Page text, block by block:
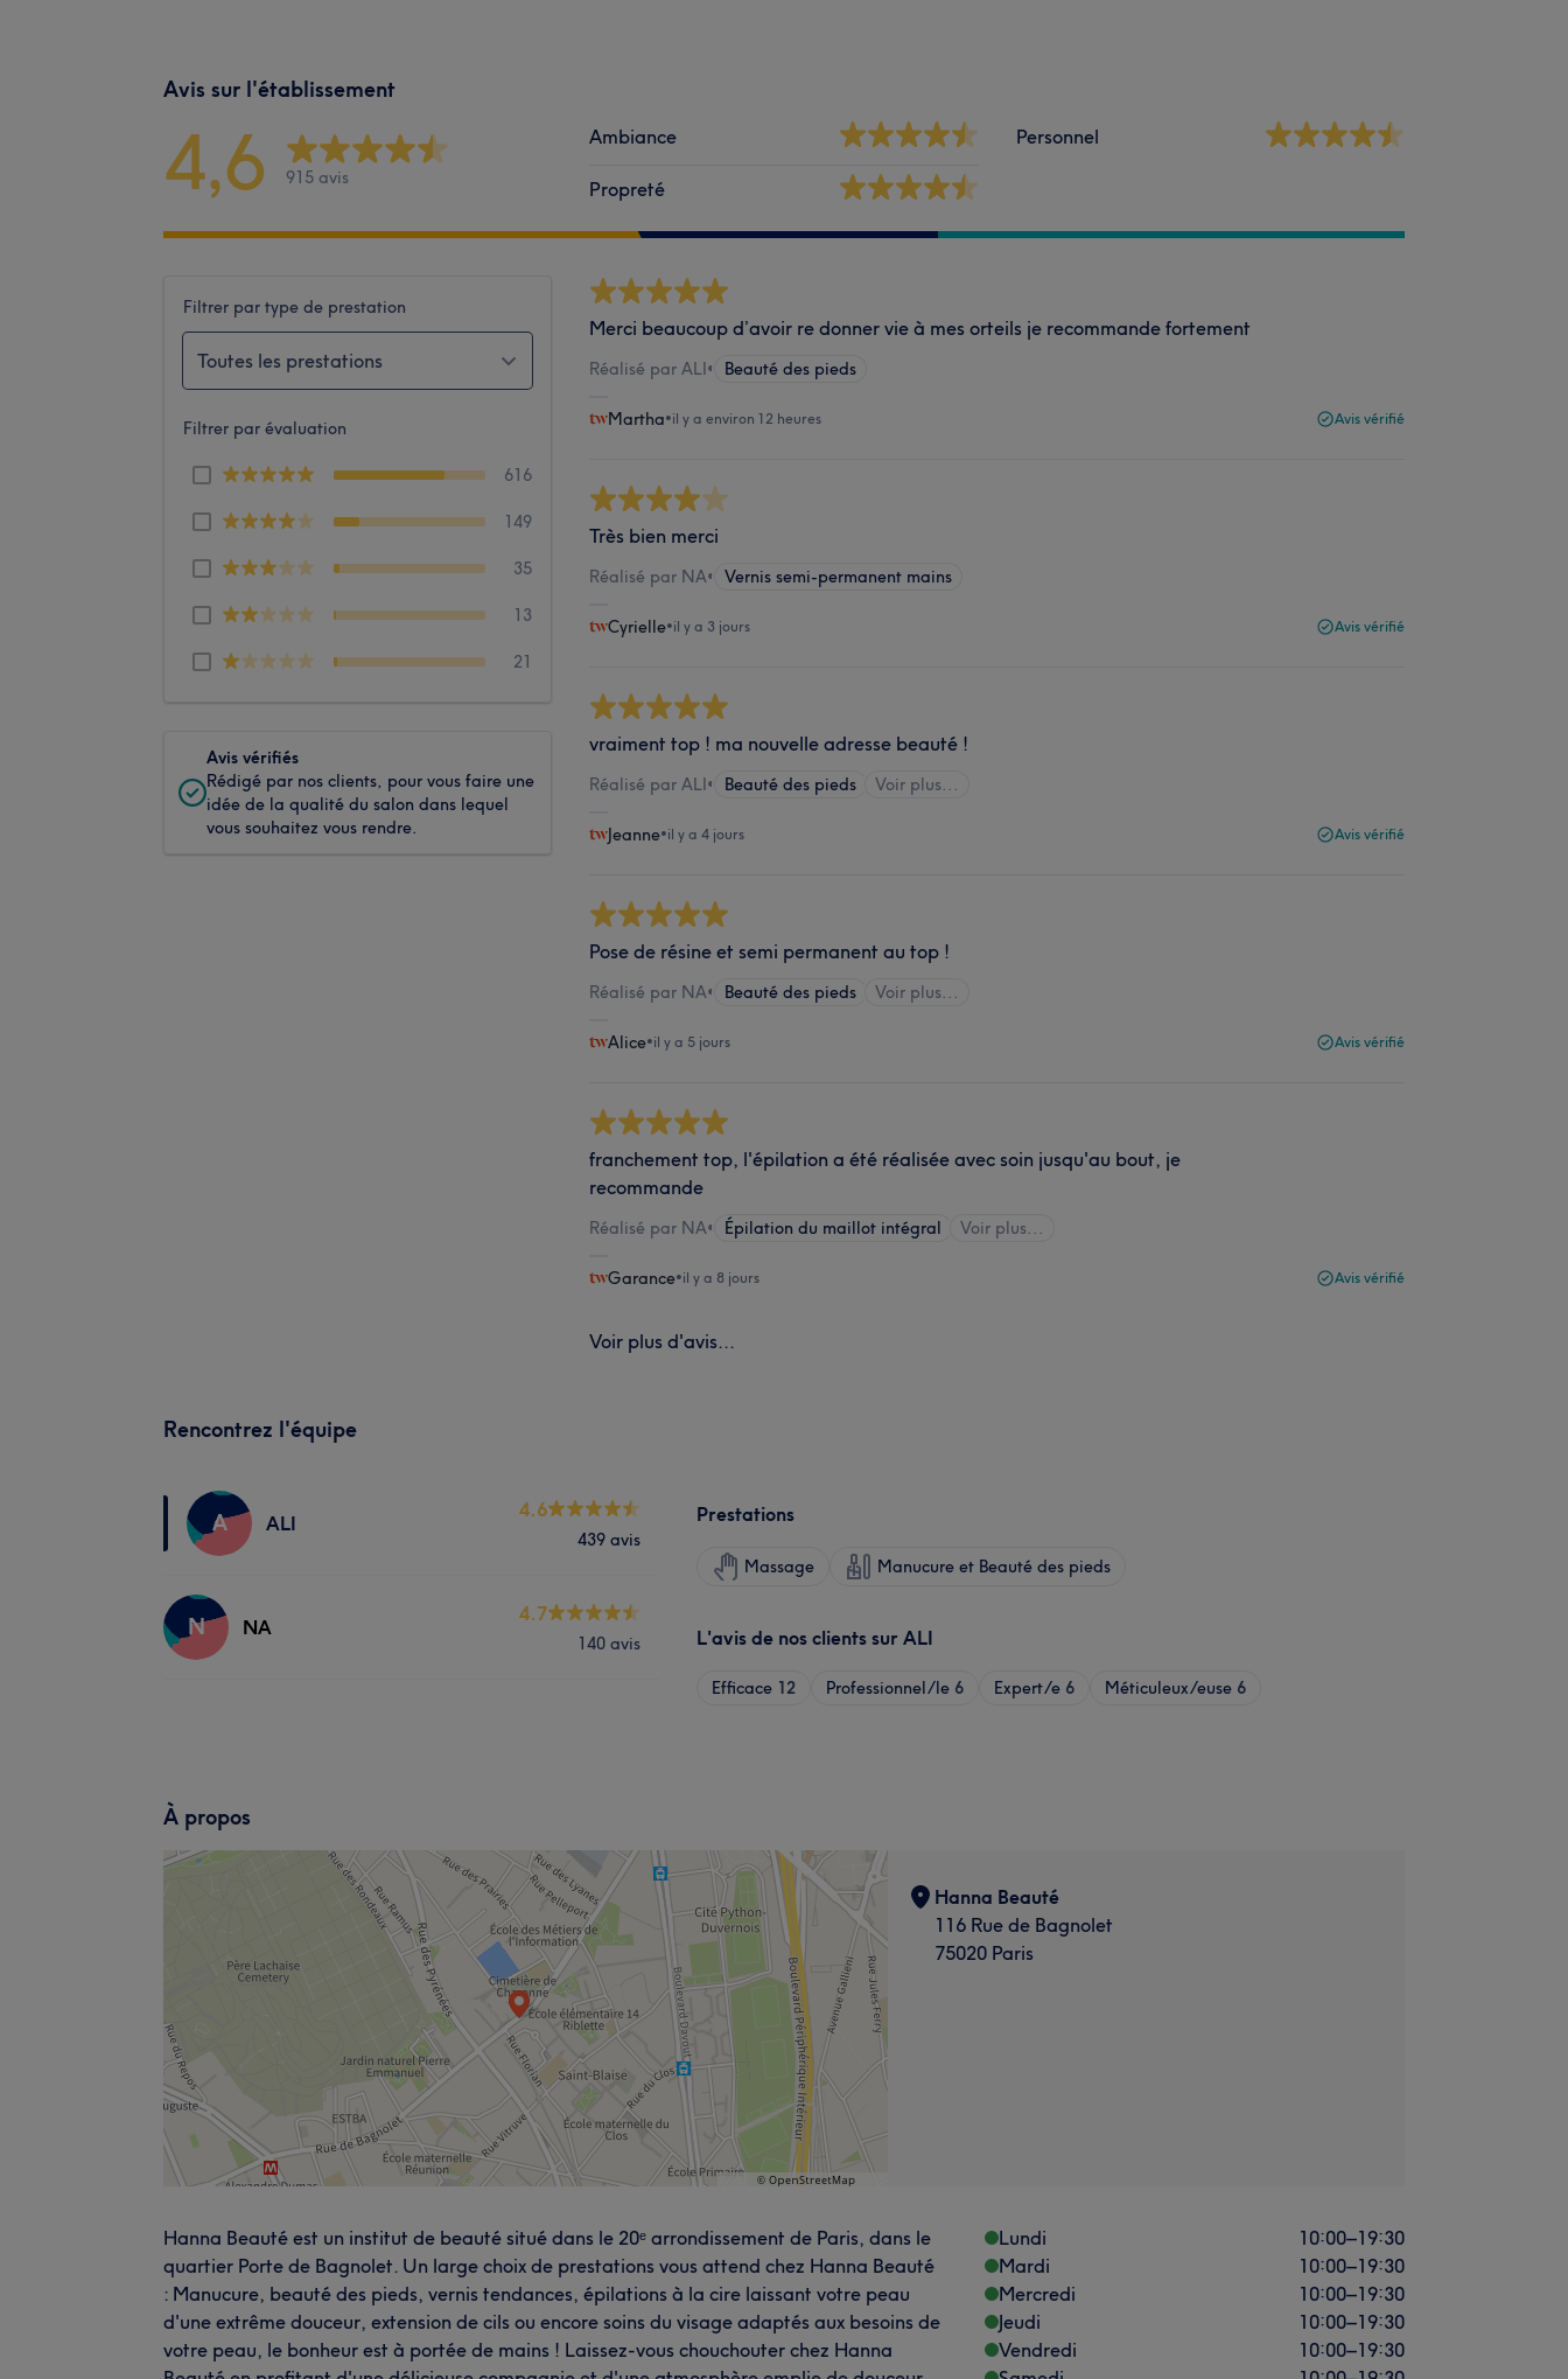
Avis sur l'établissement
4,6 915 avis
Ambiance
Propreté
Personnel
Filtrer par type de prestation
Toutes les prestations
Filtrer par évaluation
616
149
35
13
21
Avis vérifiés
Rédigé par nos clients, pour vous faire une
idée de la qualité du salon dans lequel
vous souhaitez vous rendre.
Merci beaucoup d’avoir re donner vie à mes orteils je recommande fortement
Réalisé par ALI• Beauté des pieds
Martha•il y a environ 12 heures Avis vérifié
Très bien merci
Réalisé par NA• Vernis semi-permanent mains
Cyrielle•il y a 3 jours Avis vérifié
vraiment top ! ma nouvelle adresse beauté !
Réalisé par ALI• Beauté des pieds Voir plus...
Jeanne•il y a 4 jours Avis vérifié
Pose de résine et semi permanent au top !
Réalisé par NA• Beauté des pieds Voir plus...
Alice•il y a 5 jours Avis vérifié
franchement top, l'épilation a été réalisée avec soin jusqu'au bout, je
recommande
Réalisé par NA• Épilation du maillot intégral Voir plus...
Garance•il y a 8 jours Avis vérifié
Voir plus d'avis...
Rencontrez l'équipe
A ALI
4.6
439 avis
N NA
4.7
140 avis
Prestations
Massage Manucure et Beauté des pieds
L'avis de nos clients sur ALI
Efficace 12 Professionnel/le 6 Expert/e 6 Méticuleux/euse 6
À propos
Hanna Beauté
116 Rue de Bagnolet
75020 Paris
Hanna Beauté est un institut de beauté situé dans le 20ᵉ arrondissement de Paris, dans le
quartier Porte de Bagnolet. Un large choix de prestations vous attend chez Hanna Beauté
: Manucure, beauté des pieds, vernis tendances, épilations à la cire laissant votre peau
d'une extrême douceur, extension de cils ou encore soins du visage adaptés aux besoins de
votre peau, le bonheur est à portée de mains ! Laissez-vous chouchouter chez Hanna
Lundi 10:00–19:30
Mardi
10:00–19:30
Mercredi
10:00–19:30
Jeudi
10:00–19:30
Vendredi
10:00–19:30